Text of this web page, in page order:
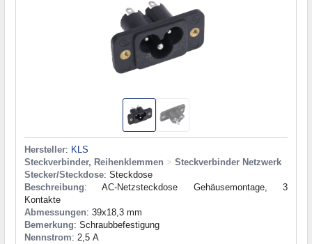
Hersteller: KLS
Steckverbinder, Reihenklemmen > Steckverbinder Netzwerk
Stecker/Steckdose: Steckdose
Beschreibung: AC-Netzsteckdose Gehäusemontage, 3
Kontakte
Abmessungen: 39x18,3 mm
Bemerkung: Schraubbefestigung
Nennstrom: 2,5 А